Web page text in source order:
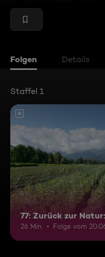
Folgen Details
Staffel 1
0
77: Zurück zur
26 Min. Folge vom